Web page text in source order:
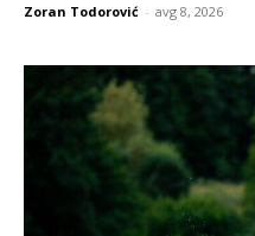
Zoran Todorović - avg 8, 2026